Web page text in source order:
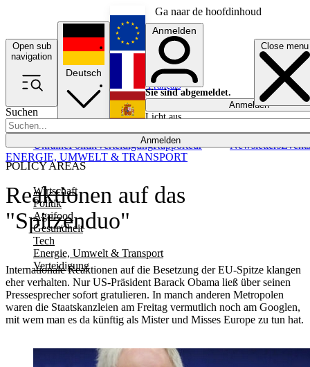
Ga naar de hoofdinhoud
Open sub
navigation
Close menu
Suchen
Anmelden
POLICY AREAS
Wirtschaft
Politik
Agrifood
Gesundheit
Tech
Energie, Umwelt & Transport
Verteidigung
UkrainePolitikVerteidigungRapporteur NewslettersEvents
Deutsch
English
Français
Anmelden
Sie sind abgemeldet.
Anmelden
Licht aus
Reaktionen auf das
"Spitzenduo"
Internationale Reaktionen auf die Besetzung der EU-Spitze klangen
eher verhalten. Nur US-Präsident Barack Obama ließ über seinen
Pressesprecher sofort gratulieren. In manch anderen Metropolen
waren die Staatskanzleien am Freitag vermutlich noch am Googlen,
mit wem man es da künftig als Mister und Misses Europe zu tun hat.
ENERGIE, UMWELT & TRANSPORT